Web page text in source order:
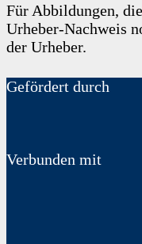
Für Abbildungen,
Urheber-Nachweis
der Urheber.
Gefördert durch
Verbunden mit